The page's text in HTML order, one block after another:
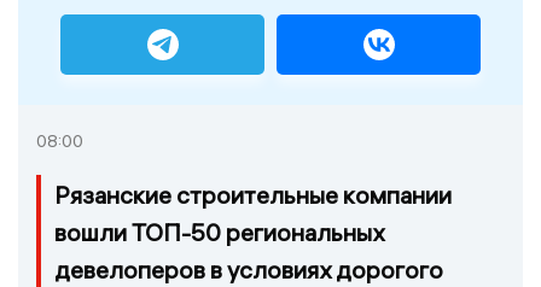
08:00
Рязанские строительные компании
вошли ТОП-50 региональных
девелоперов в условиях дорогого